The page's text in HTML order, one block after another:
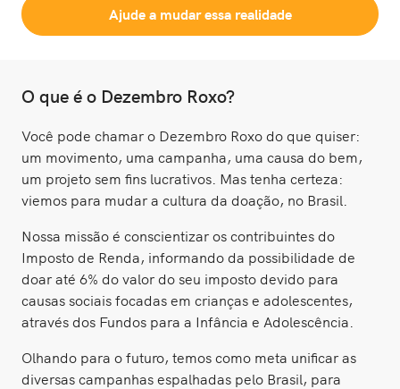
Ajude a mudar essa realidade
O que é o Dezembro Roxo?
Você pode chamar o Dezembro Roxo do que quiser:
um movimento, uma campanha, uma causa do bem,
um projeto sem fins lucrativos. Mas tenha certeza:
viemos para mudar a cultura da doação, no Brasil.
Nossa missão é conscientizar os contribuintes do
Imposto de Renda, informando da possibilidade de
doar até 6% do valor do seu imposto devido para
causas sociais focadas em crianças e adolescentes,
através dos Fundos para a Infância e Adolescência.
Olhando para o futuro, temos como meta unificar as
diversas campanhas espalhadas pelo Brasil, para